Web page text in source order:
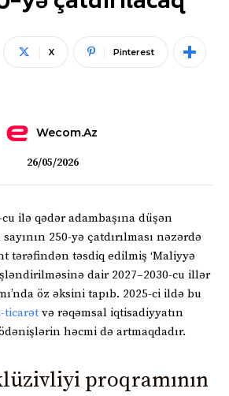
X Pinterest
Wecom.az
26/05/2026
ilə qədər adambaşına düşən
250-yə çatdırılması nəzərdə
tərəfindən təsdiq edilmiş ‘Maliyyə
dair 2027–2030-cu illər
öz əksini tapıb. 2025-ci ildə bu
ticarət və rəqəmsal iqtisadiyyatın
həcmi də artmaqdadır.
proqramının